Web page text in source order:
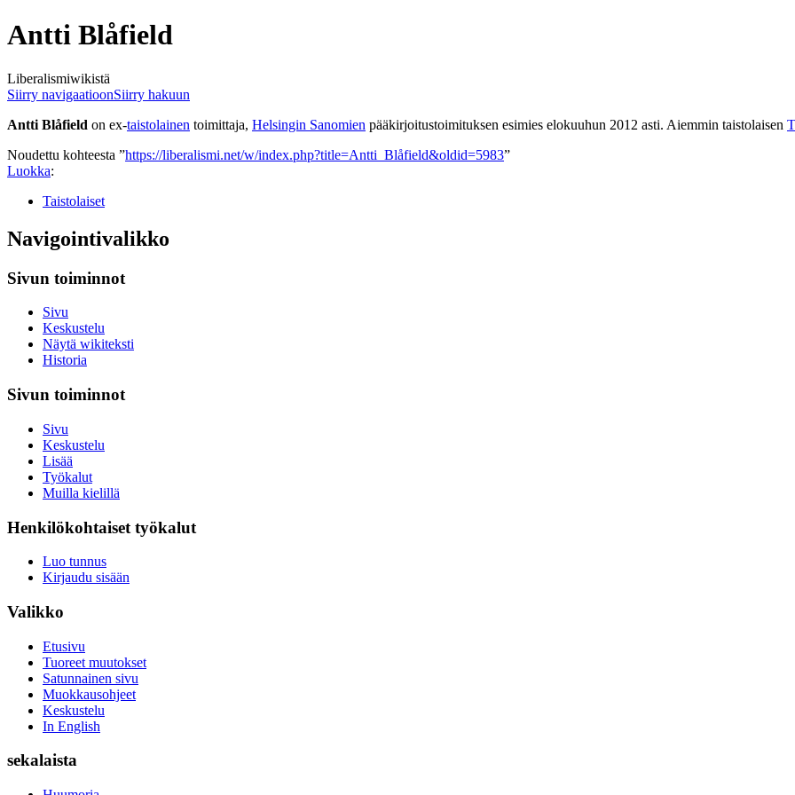
Antti Blåfield
Liberalismiwikistä
Siirry navigaatioonSiirry hakuun
Antti Blåfield on ex-taistolainen toimittaja, Helsingin Sanomien pääkirjoitustoimituksen esimies elokuuhun 2012 asti. Aiemmin taistolaisen
Noudettu kohteesta ”https://liberalismi.net/w/index.php?title=Antti_Blåfield&oldid=5983”
Luokka:
Taistolaiset
Navigointivalikko
Sivun toiminnot
Sivu
Keskustelu
Näytä wikiteksti
Historia
Sivun toiminnot
Sivu
Keskustelu
Lisää
Työkalut
Muilla kielillä
Henkilökohtaiset työkalut
Luo tunnus
Kirjaudu sisään
Valikko
Etusivu
Tuoreet muutokset
Satunnainen sivu
Muokkausohjeet
Keskustelu
In English
sekalaista